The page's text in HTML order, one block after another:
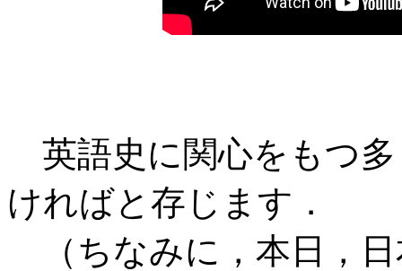
英語史に関心をもつ
ければと存じます．
（ちなみに，本日，日